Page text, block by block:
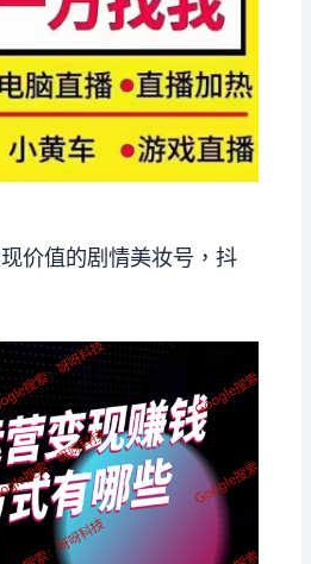
价值的剧情美妆号，抖